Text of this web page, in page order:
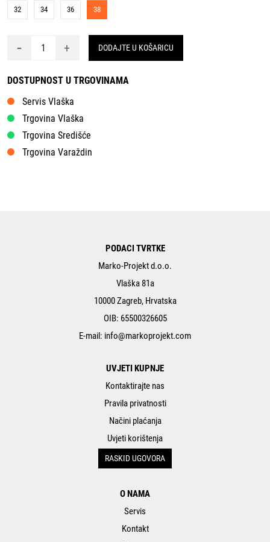
32 34 36 38
- + DODAJTE U KOŠARICU
DOSTUPNOST U TRGOVINAMA
Servis Vlaška
Trgovina Vlaška
Trgovina Središće
Trgovina Varaždin
PODACI TVRTKE
Marko-Projekt d.o.o.
Vlaška 81a
10000 Zagreb, Hrvatska
OIB: 65500326605
E-mail: info@markoprojekt.com
UVJETI KUPNJE
Kontaktirajte nas
Pravila privatnosti
Načini plaćanja
Uvjeti korištenja
RASKID UGOVORA
O NAMA
Servis
Kontakt